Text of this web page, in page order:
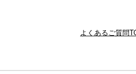
よくあるご質問